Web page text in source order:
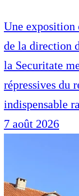
Une exposition
de la direction
la Securitate
répressives du
indispensable
7 août 2026